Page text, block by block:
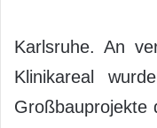
Karlsruhe. An
Klinikareal
Großbauprojekte